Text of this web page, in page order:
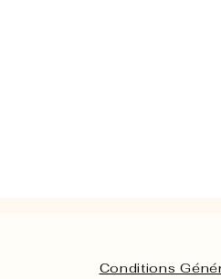
Conditions